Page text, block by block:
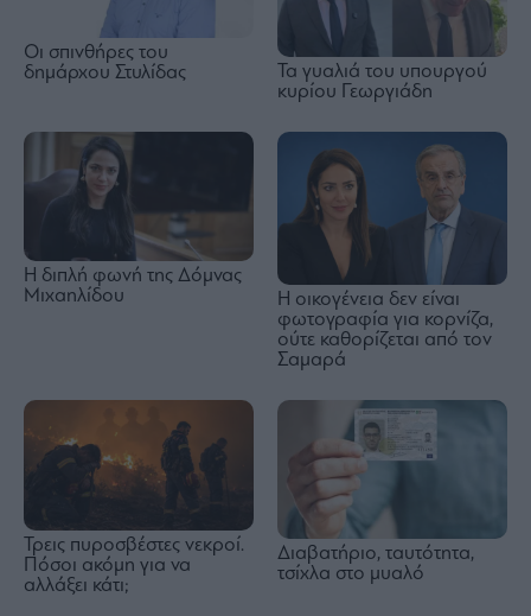
Οι σπινθήρες του
δημάρχου Στυλίδας
Τα γυαλιά του υπουργού
κυρίου Γεωργιάδη
Η διπλή φωνή της Δόμνας
Μιχαηλίδου
Η οικογένεια δεν είναι
φωτογραφία για κορνίζα,
ούτε καθορίζεται από τον
Σαμαρά
Τρεις πυροσβέστες νεκροί.
Πόσοι ακόμη για να
αλλάξει κάτι;
Διαβατήριο, ταυτότητα,
τσίχλα στο μυαλό